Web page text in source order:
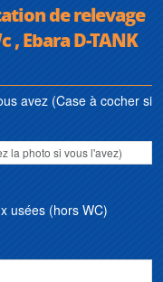
de relevage
, Ebara D-TANK
avez (Case à cocher si
usées (hors WC)